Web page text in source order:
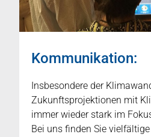
Kommunikation:
Insbesondere der
Zukunftsprojektionen mit
immer wieder stark im
Bei uns finden Sie